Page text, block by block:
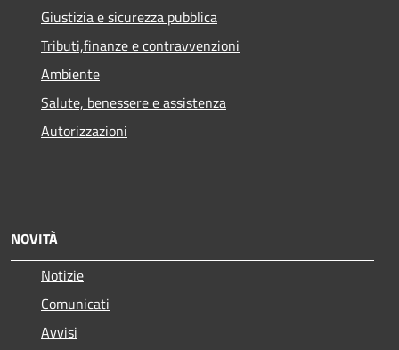
Giustizia e sicurezza pubblica
Tributi,finanze e contravvenzioni
Ambiente
Salute, benessere e assistenza
Autorizzazioni
NOVITÀ
Notizie
Comunicati
Avvisi